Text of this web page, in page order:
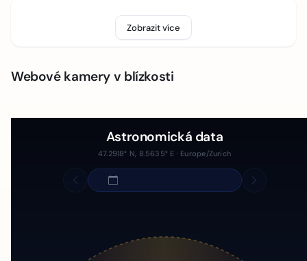
Zobrazit více
Webové kamery v blízkosti
Astronomická data
47.2918° N, 8.5635° E · Europe/Zurich